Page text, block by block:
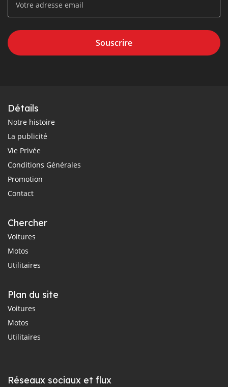
Souscrire
Détails
Notre histoire
La publicité
Vie Privée
Conditions Générales
Promotion
Contact
Chercher
Voitures
Motos
Utilitaires
Plan du site
Voitures
Motos
Utilitaires
Réseaux sociaux et flux